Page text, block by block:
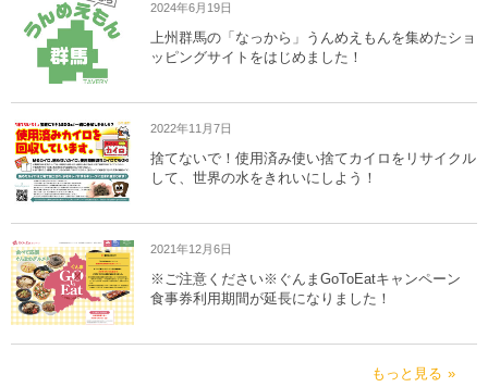
2024年6月19日
上州群馬の「なっから」うんめえもんを集めたショ
ッピングサイトをはじめました！
2022年11月7日
捨てないで！使用済み使い捨てカイロをリサイクル
して、世界の水をきれいにしよう！
2021年12月6日
※ご注意ください※ぐんまGoToEatキャンペーン
食事券利用期間が延長になりました！
もっと見る